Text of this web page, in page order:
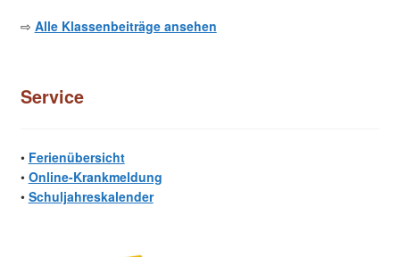
⇨ Alle Klassenbeiträge ansehen
Service
• Ferienübersicht
• Online-Krankmeldung
• Schuljahreskalender